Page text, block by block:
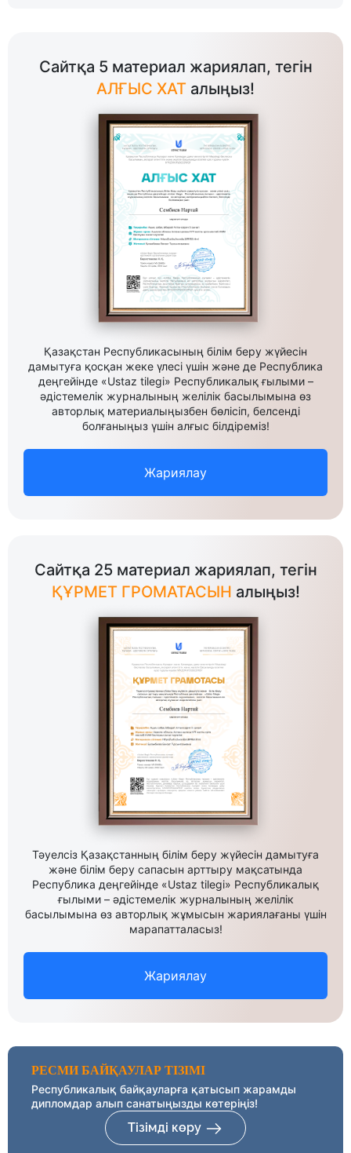
Сайтқа 5 материал жариялап, тегін
АЛҒЫС ХАТ алыңыз!
Қазақстан Республикасының білім беру жүйесін
дамытуға қосқан жеке үлесі үшін және де Республика
деңгейінде «Ustaz tilegi» Республикалық ғылыми –
әдістемелік журналының желілік басылымына өз
авторлық материалыңызбен бөлісіп, белсенді
болғаныңыз үшін алғыс білдіреміз!
Жариялау
Сайтқа 25 материал жариялап, тегін
ҚҰРМЕТ ГРОМАТАСЫН алыңыз!
Тәуелсіз Қазақстанның білім беру жүйесін дамытуға
және білім беру сапасын арттыру мақсатында
Республика деңгейінде «Ustaz tilegi» Республикалық
ғылыми – әдістемелік журналының желілік
басылымына өз авторлық жұмысын жариялағаны үшін
марапатталасыз!
Жариялау
РЕСМИ БАЙҚАУЛАР ТІЗІМІ
Республикалық байқауларға қатысып жарамды
дипломдар алып санатыңызды көтеріңіз!
Тізімді көру